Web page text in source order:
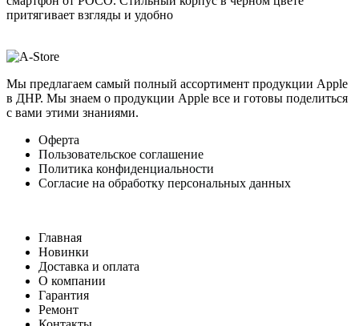
притягивает взгляды и удобно
Мы предлагаем самый полный ассортимент продукции Apple
в ДНР. Мы знаем о продукции Apple все и готовы поделиться
с вами этими знаниями.
Оферта
Пользовательское соглашение
Политика конфиденциальности
Согласие на обработку персональных данных
Главная
Новинки
Доставка и оплата
О компании
Гарантия
Ремонт